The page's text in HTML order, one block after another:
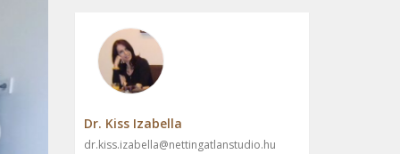
Dr. Kiss Izabella
dr.kiss.izabella@nettingatlanstudio.hu